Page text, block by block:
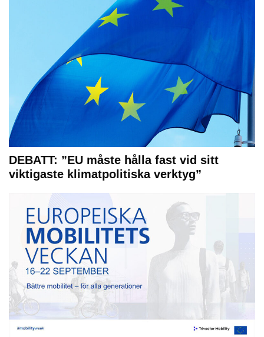
DEBATT: ”EU måste hålla fast vid sitt
viktigaste klimatpolitiska verktyg”